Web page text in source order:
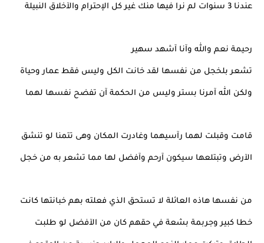
عندنا 3 سنوات لم نرا فيها منك غير كل الإحترام والآخلاق النبيلة
رحيمة نعم والله وآنا آشهد سهير
تشعر بلخجل من نفسها لقد خانت الكل وليس فقط عمار وحياة
ولكن الله آمرنا بستر وليس من الحكمة آن تفضح نفسها لهما
قامت وقبلت لهما رآسيهما وغادرت المكان وهى تتمنا لو تنشق
الآرض وتبتلعها سيكون آرحم وآفضل لها مما تشعر به من خجل
من نفسها هاذه العائلة لا تستحق الذي فعلته بهم خبانتها كانت
خطا كبير وجربمة بشعة في حقهم كان من الآفضل لو طلبت